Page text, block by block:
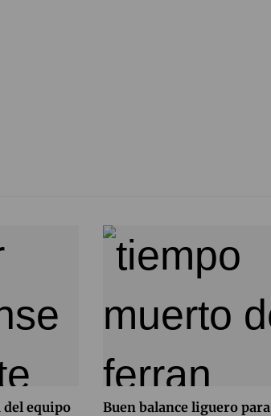
equipo
Buen balance liguero